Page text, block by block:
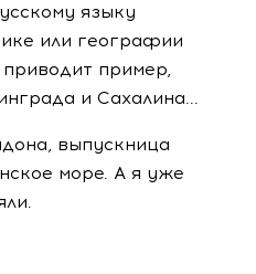
языку
или географии
пример,
и Сахалина...
выпускница
море. А я уже